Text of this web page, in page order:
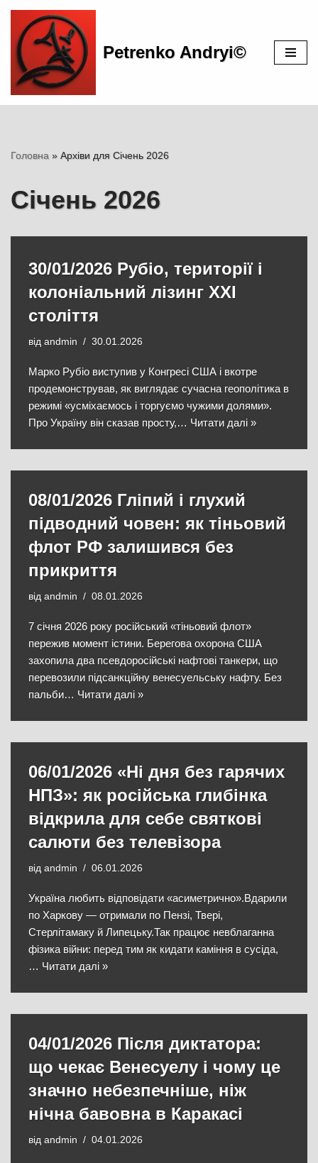
Перейти
до
вмісту
Petrenko Andryi©
Головна » Архіви для Січень 2026
Січень 2026
30/01/2026 Рубіо, території і
колоніальний лізинг XXI
століття
від andmin 30.01.2026
Марко Рубіо виступив у Конгресі США і вкотре
продемонстрував, як виглядає сучасна геополітика в
режимі «усміхаємось і торгуємо чужими долями».
Про Україну він сказав просту,… Читати далі »
08/01/2026 Гліпий і глухий
підводний човен: як тіньовий
флот РФ залишився без
прикриття
від andmin 08.01.2026
7 січня 2026 року російський «тіньовий флот»
пережив момент істини. Берегова охорона США
захопила два псевдоросійські нафтові танкери, що
перевозили підсанкційну венесуельську нафту. Без
пальби… Читати далі »
06/01/2026 «Ні дня без гарячих
НПЗ»: як російська глибінка
відкрила для себе святкові
салюти без телевізора
від andmin 06.01.2026
Україна любить відповідати «асиметрично».Вдарили
по Харкову — отримали по Пензі, Твері,
Стерлітамаку й Липецьку.Так працює невблаганна
фізика війни: перед тим як кидати каміння в сусіда,
… Читати далі »
04/01/2026 Після диктатора:
що чекає Венесуелу і чому це
значно небезпечніше, ніж
нічна бавовна в Каракасі
від andmin 04.01.2026